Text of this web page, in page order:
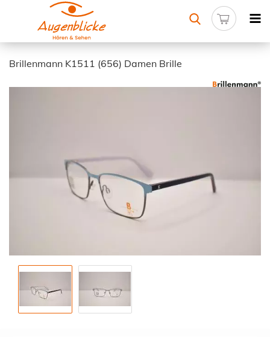
Brillenmann K1511 (656) Damen Brille